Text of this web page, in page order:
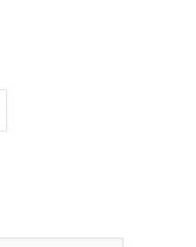
ำหรับคนที่ชอบการเดินท